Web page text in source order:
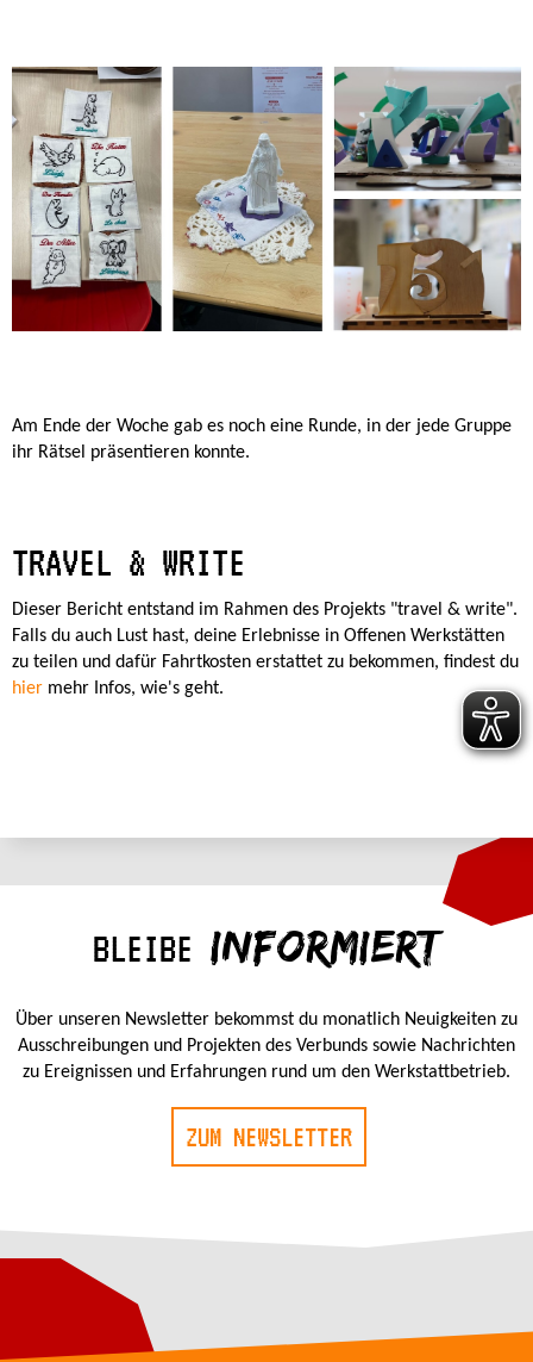
Am Ende der Woche gab es noch eine Runde, in der jede Gruppe
ihr Rätsel präsentieren konnte.
TRAVEL & WRITE
Dieser Bericht entstand im Rahmen des Projekts "travel & write".
Falls du auch Lust hast, deine Erlebnisse in Offenen Werkstätten
zu teilen und dafür Fahrtkosten erstattet zu bekommen, findest du
hier mehr Infos, wie's geht.
BLEIBE INFORMIERT
Über unseren Newsletter bekommst du monatlich Neuigkeiten zu
Ausschreibungen und Projekten des Verbunds sowie Nachrichten
zu Ereignissen und Erfahrungen rund um den Werkstattbetrieb.
ZUM NEWSLETTER